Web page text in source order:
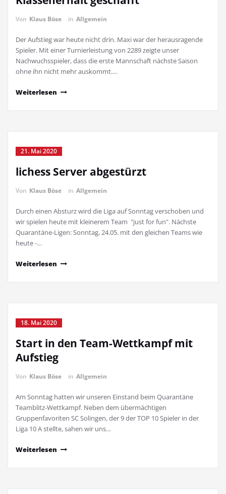
Von Klaus Böse in Allgemein
Der Aufstieg war heute nicht drin. Maxi war der herausragende
Spieler. Mit einer Turnierleistung von 2289 zeigte unser
Nachwuchsspieler, dass die erste Mannschaft nächste Saison
ohne ihn nicht mehr auskommt.…
Weiterlesen
21. Mai 2020
lichess Server abgestürzt
Von Klaus Böse in Allgemein
Durch einen Absturz wird die Liga auf Sonntag verschoben und
wir spielen heute mit kleinerem Team "just for fun". Nächste
Quarantäne-Ligen: Sonntag, 24.05. mit den gleichen Teams wie
heute -…
Weiterlesen
18. Mai 2020
Start in den Team-Wettkampf mit
Aufstieg
Von Klaus Böse in Allgemein
Am Sonntag hatten wir unseren Einstand beim Quarantäne
Teamblitz-Wettkampf. Neben dem übermächtigen
Gruppenfavoriten SC Solingen, der 9 der TOP 10 Spieler in der
Liga 10 A stellte, sahen wir uns…
Weiterlesen